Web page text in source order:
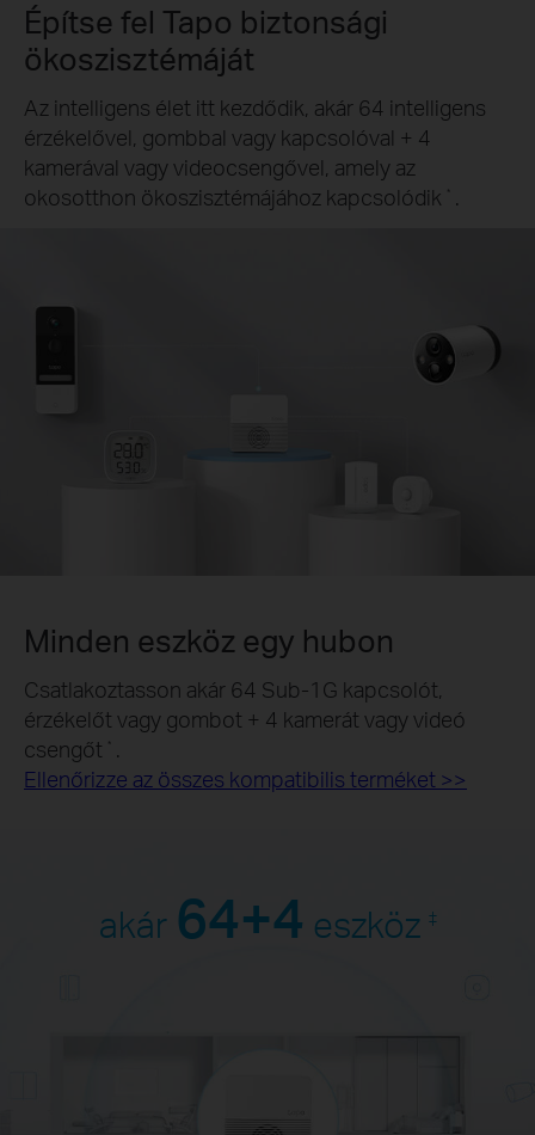
Építse fel Tapo biztonsági
ökoszisztémáját
Az intelligens élet itt kezdődik, akár 64 intelligens
érzékelővel, gombbal vagy kapcsolóval + 4
kamerával vagy videocsengővel, amely az
okosotthon ökoszisztémájához kapcsolódik * .
Minden eszköz egy hubon
Csatlakoztasson akár 64 Sub-1G kapcsolót,
érzékelőt vagy gombot + 4 kamerát vagy videó
csengőt * .
Ellenőrizze az összes kompatibilis terméket >>
akár 64+4 eszköz ‡